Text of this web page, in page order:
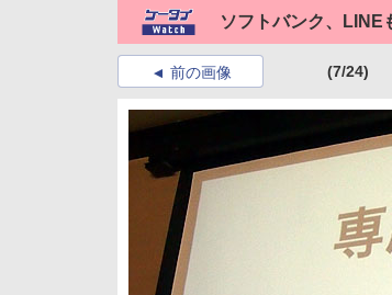
ソフトバンク、LINE
前の画像 (7/24)